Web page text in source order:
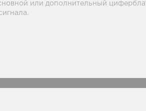
или дополнительный